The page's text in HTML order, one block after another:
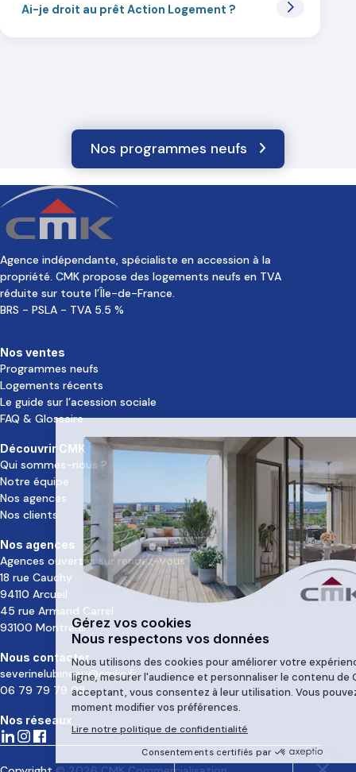
Ai-je droit au prêt Action Logement ?
Nos programmes neufs
Agence indépendante, spécialiste en accession à la
propriété. CMK propose des logements neufs en TVA
réduite sur toute l’Île-de-France.
BRS - PSLA - TVA 5.5 %
Nos ventes
Programmes neufs
Logements récents
Le guide sur l’acession sociale
FAQ & Glossaire
Découvrir CMK
Qui sommes-nous ?
Notre équipe
Nos agences
Nos clients
Nos agences
Agences ouvertes sur rendez-vous
18 rue Cauchy
94110 Arcueil
45 rue Armand Carrel
93100 Montreuil
Nous contacter
severinelubineau@cmkc.fr
06 79 79 79 08
Nos réseaux